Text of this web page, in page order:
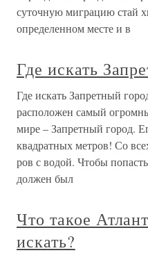
суточную миграцию стай
определенном месте и в
Где искать
Где искать Запретный
расположен самый
мире – Запретный город.
квадратных метров! Со
ров с водой. Чтобы
должен был
Что такое
искать?